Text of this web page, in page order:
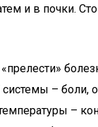
и в почки.
– боли,
–